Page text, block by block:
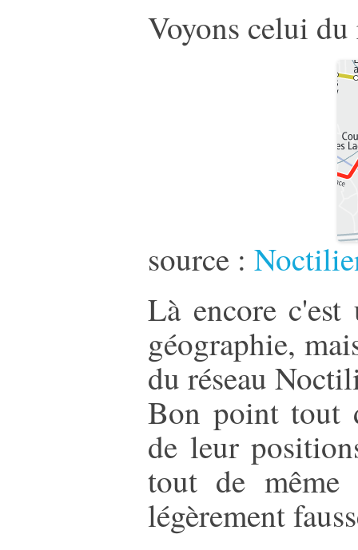
Voyons celui
source :
Là encore
géographie,
du réseau
Bon point tout
de leur
tout de même
légèrement